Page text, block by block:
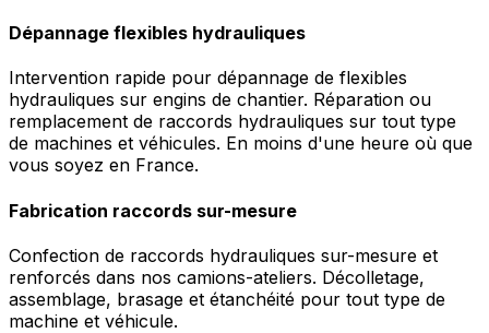
Dépannage flexibles hydrauliques
Intervention rapide pour dépannage de flexibles
hydrauliques sur engins de chantier. Réparation ou
remplacement de raccords hydrauliques sur tout type
de machines et véhicules. En moins d'une heure où que
vous soyez en France.
Fabrication raccords sur-mesure
Confection de raccords hydrauliques sur-mesure et
renforcés dans nos camions-ateliers. Décolletage,
assemblage, brasage et étanchéité pour tout type de
machine et véhicule.